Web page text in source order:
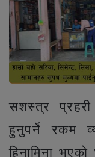
सशस्त्र प्रहरी
हुनुपर्ने रकम
हिनामिना